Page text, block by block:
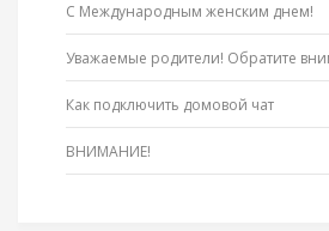
С Международным женским днем!
Уважаемые родители! Обратите
Как подключить домовой чат
ВНИМАНИЕ!